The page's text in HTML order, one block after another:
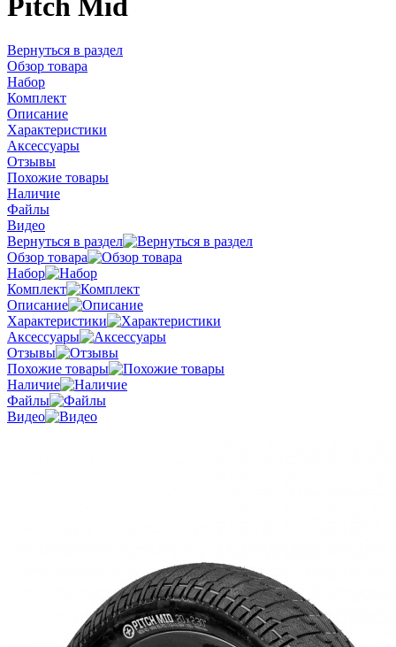
Pitch Mid
Вернуться в раздел
Обзор товара
Набор
Комплект
Описание
Характеристики
Аксессуары
Отзывы
Похожие товары
Наличие
Файлы
Видео
Вернуться в раздел
Обзор товара
Набор
Комплект
Описание
Характеристики
Аксессуары
Отзывы
Похожие товары
Наличие
Файлы
Видео